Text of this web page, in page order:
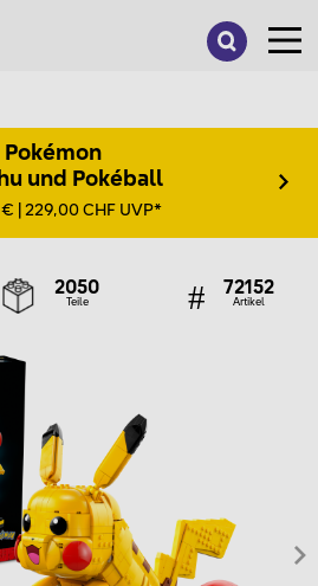
Pokémon
und Pokéball
| 229,00 CHF UVP*
2050
Teile
72152
Artikel